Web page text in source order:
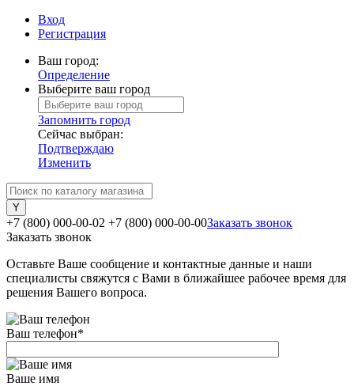
Вход
Регистрация
Ваш город:
Определение
Выберите ваш город
Запомнить город
Сейчас выбран:
Подтверждаю
Изменить
+7 (800) 000-00-02 +7 (800) 000-00-00Заказать звонок
Заказать звонок
Оставьте Ваше сообщение и контактные данные и наши
специалисты свяжутся с Вами в ближайшее рабочее время для
решения Вашего вопроса.
Ваш телефон*
Ваше имя